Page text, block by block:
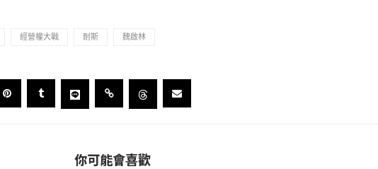
經營權大戰 耐斯 魏啟林
你可能會喜歡